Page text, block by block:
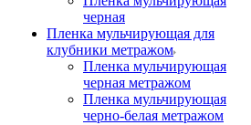
черная
Пленка мульчирующая для
клубники метражом
Пленка мульчирующая
черная метражом
Пленка мульчирующая
черно-белая метражом